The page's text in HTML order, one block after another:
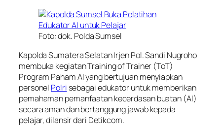
Foto: dok. Polda Sumsel
Kapolda Sumatera Selatan Irjen Pol. Sandi Nugroho
membuka kegiatan Training of Trainer (ToT)
Program Paham AI yang bertujuan menyiapkan
personel Polri sebagai edukator untuk memberikan
pemahaman pemanfaatan kecerdasan buatan (AI)
secara aman dan bertanggung jawab kepada
pelajar, dilansir dari Detikcom.